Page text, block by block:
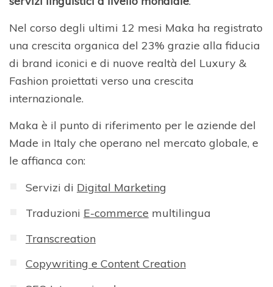
Nel corso degli ultimi 12 mesi Maka ha registrato
una crescita organica del 23% grazie alla fiducia
di brand iconici e di nuove realtà del Luxury &
Fashion proiettati verso una crescita
internazionale.
Maka è il punto di riferimento per le aziende del
Made in Italy che operano nel mercato globale, e
le affianca con:
Servizi di Digital Marketing
Traduzioni E-commerce multilingua
Transcreation
Copywriting e Content Creation